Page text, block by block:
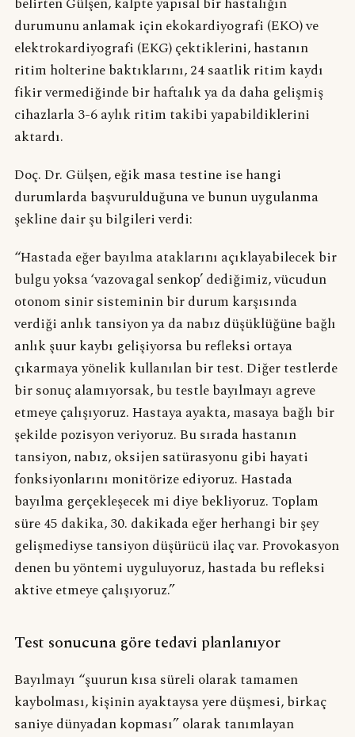
durumunu anlamak için ekokardiyografi (EKO) ve
elektrokardiyografi (EKG) çektiklerini, hastanın
ritim holterine baktıklarını, 24 saatlik ritim kaydı
fikir vermediğinde bir haftalık ya da daha gelişmiş
cihazlarla 3-6 aylık ritim takibi yapabildiklerini
aktardı.
Doç. Dr. Gülşen, eğik masa testine ise hangi
durumlarda başvurulduğuna ve bunun uygulanma
şekline dair şu bilgileri verdi:
“Hastada eğer bayılma ataklarını açıklayabilecek bir
bulgu yoksa ‘vazovagal senkop’ dediğimiz, vücudun
otonom sinir sisteminin bir durum karşısında
verdiği anlık tansiyon ya da nabız düşüklüğüne bağlı
anlık şuur kaybı gelişiyorsa bu refleksi ortaya
çıkarmaya yönelik kullanılan bir test. Diğer testlerde
bir sonuç alamıyorsak, bu testle bayılmayı agreve
etmeye çalışıyoruz. Hastaya ayakta, masaya bağlı bir
şekilde pozisyon veriyoruz. Bu sırada hastanın
tansiyon, nabız, oksijen satürasyonu gibi hayati
fonksiyonlarını monitörize ediyoruz. Hastada
bayılma gerçekleşecek mi diye bekliyoruz. Toplam
süre 45 dakika, 30. dakikada eğer herhangi bir şey
gelişmediyse tansiyon düşürücü ilaç var. Provokasyon
denen bu yöntemi uyguluyoruz, hastada bu refleksi
aktive etmeye çalışıyoruz.”
Test sonucuna göre tedavi planlanıyor
Bayılmayı “şuurun kısa süreli olarak tamamen
kaybolması, kişinin ayaktaysa yere düşmesi, birkaç
saniye dünyadan kopması” olarak tanımlayan